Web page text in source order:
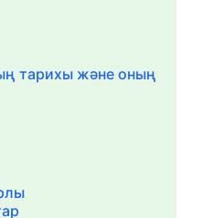
тарихы және оның